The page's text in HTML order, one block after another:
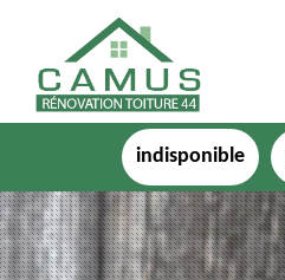
indisponible